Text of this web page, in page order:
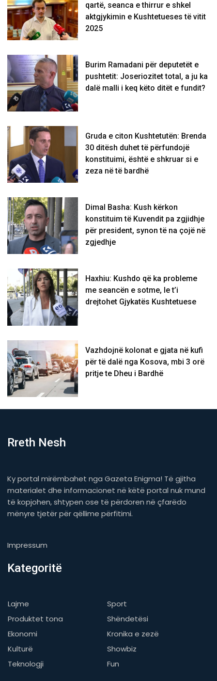
qartë, seanca e thirrur e shkel
aktgjykimin e Kushtetueses të vitit
2025
Burim Ramadani për deputetët e
pushtetit: Joseriozitet total, a ju ka
dalë malli i keq këto ditët e fundit?
Gruda e citon Kushtetutën: Brenda
30 ditësh duhet të përfundojë
konstituimi, është e shkruar si e
zeza në të bardhë
Dimal Basha: Kush kërkon
konstituim të Kuvendit pa zgjidhje
për president, synon të na çojë në
zgjedhje
Haxhiu: Kushdo që ka probleme
me seancën e sotme, le t’i
drejtohet Gjykatës Kushtetuese
Vazhdojnë kolonat e gjata në kufi
për të dalë nga Kosova, mbi 3 orë
pritje te Dheu i Bardhë
Rreth Nesh
Ky portal mirëmbahet nga Gazeta Enigma! Të gjitha
materialet dhe informacionet në këtë portal nuk mund
të kopjohen, shtypen ose të përdoren në çfarëdo
mënyre tjetër për qëllime përfitimi.
Impressum
Kategoritë
Lajme
Sport
Produktet tona
Shëndetësi
Ekonomi
Kronika e zezë
Kulturë
Showbiz
Teknologji
Fun